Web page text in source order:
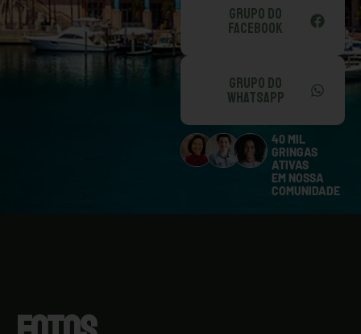
GRUPO DO
FACEBOOK
GRUPO DO
WHATSAPP
40 MIL
GRINGAS
ATIVAS
EM NOSSA
COMUNIDADE